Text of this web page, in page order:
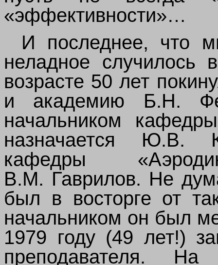
«эффективности»…
И последнее, что
неладное
возрасте 50 лет
и академию Б.Н.
начальником
назначается Ю.В.
кафедры
В.М. Гаврилов. Не
был в восторге от
начальником он был
1979 году (49 лет!)
преподавателя.